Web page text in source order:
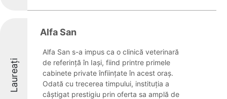
Laureați
Alfa San
Alfa San s-a impus ca o clinică veterinară
de referință în Iași, fiind printre primele
cabinete private înființate în acest oraș.
Odată cu trecerea timpului, instituția a
câștigat prestigiu prin oferta sa amplă de